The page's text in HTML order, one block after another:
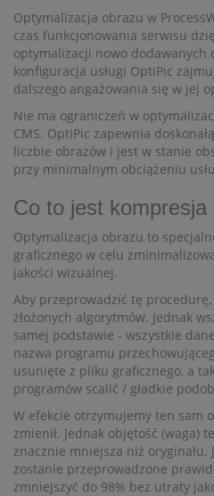
Optymalizacja obrazu w
czas funkcjonowania serwisu
optymalizacji nowo dodawanych
konfiguracja usługi OptiPic
dalszego angażowania się w jej
Nie ma ograniczeń w
CMS. OptiPic zapewnia
liczbie obrazów i jest w stanie
przy minimalnym obciążeniu
Co to jest kompresja
Optymalizacja obrazu to
graficznego w celu
jakości wizualnej.
Aby przeprowadzić tę
złożonych algorytmów. Jednak
samej podstawie - wszystkie
nazwa programu
usunięte z pliku graficznego, a
programów scalić / gładkie
W efekcie otrzymujemy ten sam
zmienił. Jednak objętość (waga)
znacznie mniejsza niż oryginału.
zostanie przeprowadzone
zmniejszyć do 98% bez utraty